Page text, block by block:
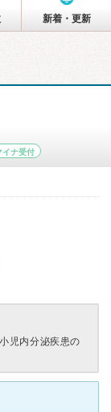
新着・更新
イナ受付
児内分泌疾患の